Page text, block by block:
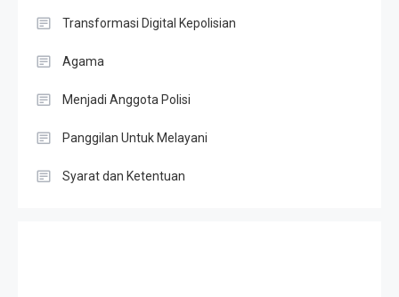
Transformasi Digital Kepolisian
Agama
Menjadi Anggota Polisi
Panggilan Untuk Melayani
Syarat dan Ketentuan